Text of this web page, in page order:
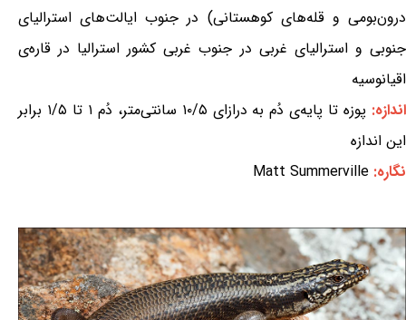
درون‌بومی و قله‌های کوهستانی) در جنوب ایالت‌های استرالیای
جنوبی و استرالیای غربی در جنوب غربی کشور استرالیا در قاره‌ی
اقیانوسیه
اندازه:
پوزه تا پایه‌ی دُم به درازای ۱۰/۵ سانتی‌متر، دُم ۱ تا ۱/۵ برابر
این اندازه
نگاره: Matt Summerville